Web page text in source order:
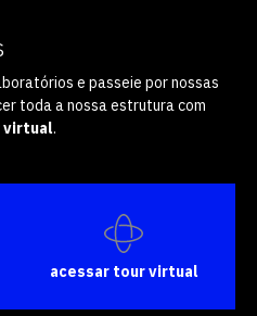
e passeie por nossas
toda a nossa estrutura com
virtual.
acessar tour virtual